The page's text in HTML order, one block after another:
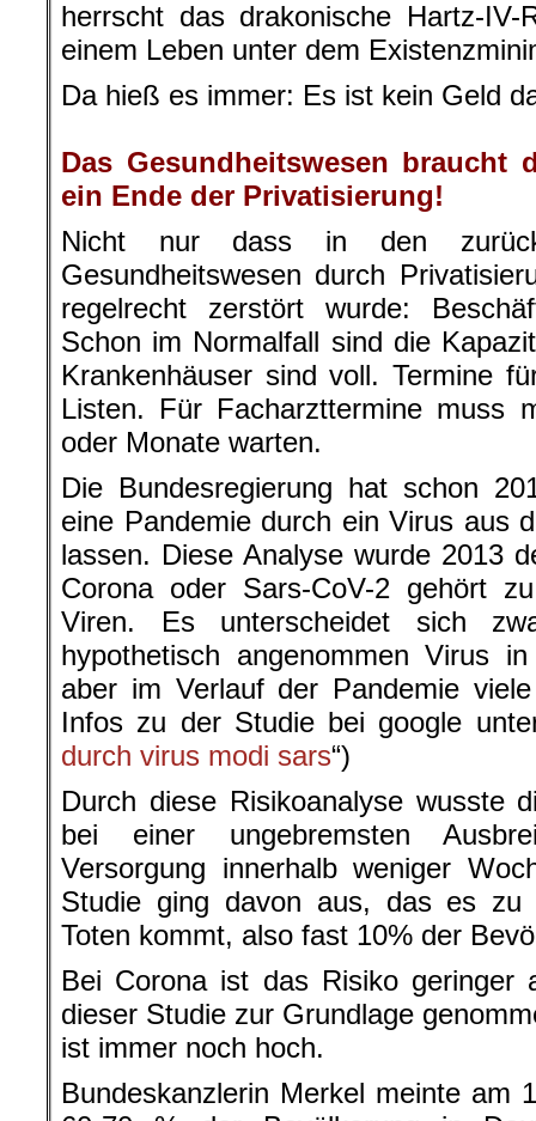
ein Ende der Privatisierung!
Gesundheitswesen durch
Schon im Normalfall sind die
Krankenhäuser sind voll. Termine
Listen. Für Facharzttermine muss
oder Monate warten.
Die Bundesregierung hat schon
eine Pandemie durch ein Virus aus
lassen. Diese Analyse wurde 2013
Corona oder Sars-CoV-2 gehört
Viren. Es unterscheidet sich
hypothetisch angenommen Virus
aber im Verlauf der Pandemie
Infos zu der Studie bei google
durch virus modi sars“)
Durch diese Risikoanalyse wusste
bei einer ungebremsten
Versorgung innerhalb weniger
Studie ging davon aus, das es zu
Toten kommt, also fast 10% der
Bei Corona ist das Risiko
dieser Studie zur Grundlage
ist immer noch hoch.
Bundeskanzlerin Merkel meinte am
60-70 % der Bevölkerung in
infizieren. Bei knapp 83 Mio.
Mio. Menschen. Die
0,5-4 % angenommen. Im
250.000 Menschen, im schlimmsten